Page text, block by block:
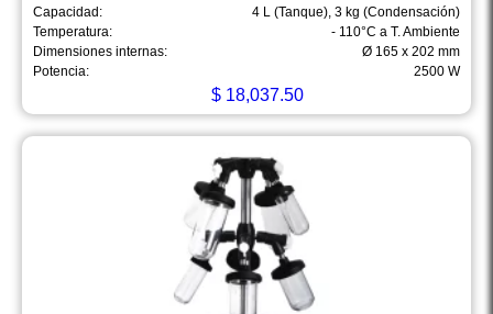
Capacidad:
4 L (Tanque), 3 kg (Condensación)
Temperatura:
- 110°C a T. Ambiente
Dimensiones internas:
Ø 165 x 202 mm
Potencia:
2500 W
$ 18,037.50